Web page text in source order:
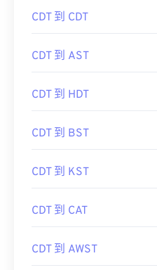
CDT 到 CDT
CDT 到 AST
CDT 到 HDT
CDT 到 BST
CDT 到 KST
CDT 到 CAT
CDT 到 AWST